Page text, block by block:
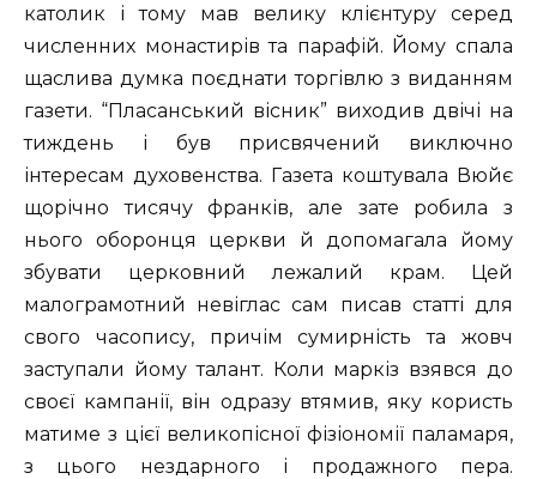
католик і тому мав велику клієнтуру серед
численних монастирів та парафій. Йому спала
щаслива думка поєднати торгівлю з виданням
газети. “Пласанський вісник” виходив двічі на
тиждень і був присвячений виключно
інтересам духовенства. Газета коштувала Вюйє
щорічно тисячу франків, але зате робила з
нього оборонця церкви й допомагала йому
збувати церковний лежалий крам. Цей
малограмотний невіглас сам писав статті для
свого часопису, причім сумирність та жовч
заступали йому талант. Коли маркіз взявся до
своєї кампанії, він одразу втямив, яку користь
матиме з цієї великопісної фізіономії паламаря,
з цього нездарного і продажного пера.